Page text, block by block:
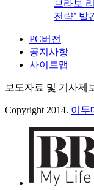
브라보
전략’ 발
PC버전
공지사항
사이트맵
보도자료 및 기사제
Copyright 2014. 이투